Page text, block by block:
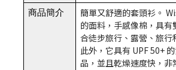
商品簡介
簡單又舒適的套頭衫。
的面料，手感像棉，具
合徒步旅行、露營、旅行
此外，它具有 UPF 50+
品，並且乾燥速度快，